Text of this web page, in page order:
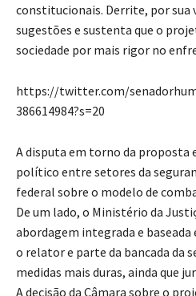
constitucionais. Derrite, por sua
sugestões e sustenta que o
sociedade por mais rigor no
https://twitter.com/
386614984?s=20
A disputa em torno da proposta
político entre setores da
federal sobre o modelo de
De um lado, o Ministério da
abordagem integrada e
o relator e parte da bancada da
medidas mais duras, ainda que
A decisão da Câmara sobre o